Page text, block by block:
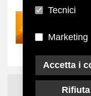
Nove
“grande
Tecnici
Marketing
Accetta i